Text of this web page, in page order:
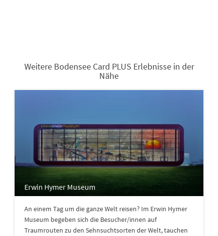
Weitere Bodensee Card PLUS Erlebnisse in der
Nähe
Erwin Hymer Museum
An einem Tag um die ganze Welt reisen? Im Erwin Hymer
Museum begeben sich die Besucher/innen auf
Traumrouten zu den Sehnsuchtsorten der Welt, tauchen